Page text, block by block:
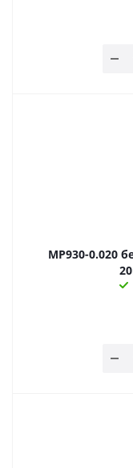
MP930-0.020 безиндуктивный т/п шунт 30Вт: